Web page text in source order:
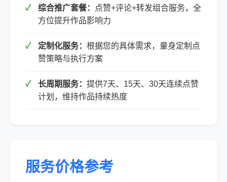
综合推广套餐：
点赞+评论+转发组合服务，全
方位提升作品影响力
定制化服务： 根据您的具体需求，量身定制点
赞策略与执行方案
长周期服务： 提供7天、15天、30天连续点赞
计划，维持作品持续热度
服务价格参考